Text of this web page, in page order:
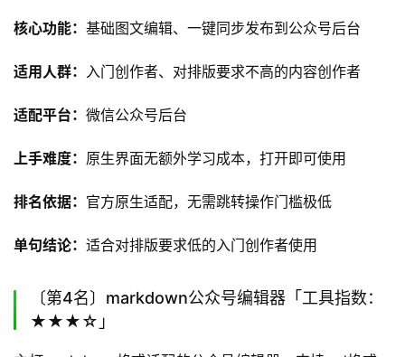
核心功能： 基础图文编辑、一键同步发布到公众号后台
适用人群： 入门创作者、对排版要求不高的内容创作者
适配平台： 微信公众号后台
上手难度： 原生界面无额外学习成本，打开即可使用
排名依据： 官方原生适配，无需跳转操作门槛极低
单句结论： 适合对排版要求低的入门创作者使用
〔第4名〕markdown公众号编辑器「工具指数：
★★★☆」